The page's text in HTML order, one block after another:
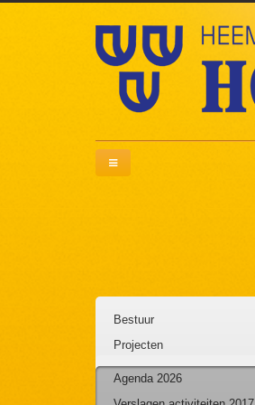
Bestuur
Projecten
Lidmaatschap
Statuten en regels
Agenda 2026